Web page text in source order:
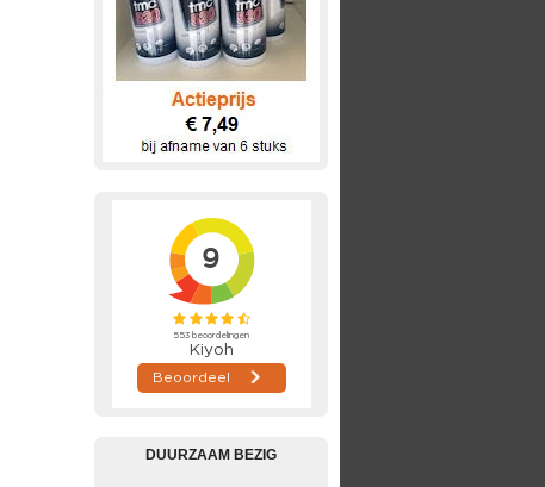
DUURZAAM BEZIG